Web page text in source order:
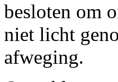
besloten om
niet licht
afweging.